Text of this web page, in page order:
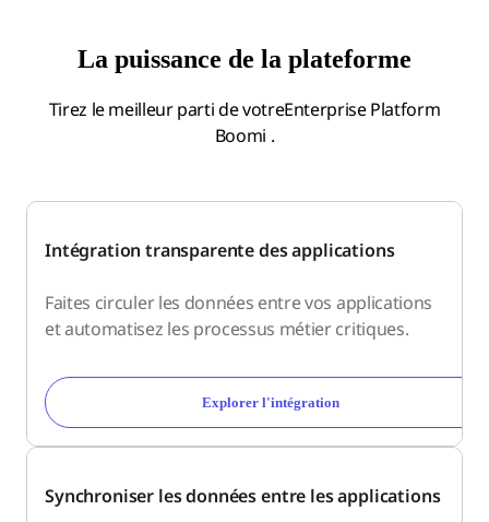
La puissance de la plateforme
Tirez le meilleur parti de votreEnterprise Platform
Boomi .
Intégration transparente des applications
Faites circuler les données entre vos applications
et automatisez les processus métier critiques.
Explorer l'intégration
Synchroniser les données entre les applications